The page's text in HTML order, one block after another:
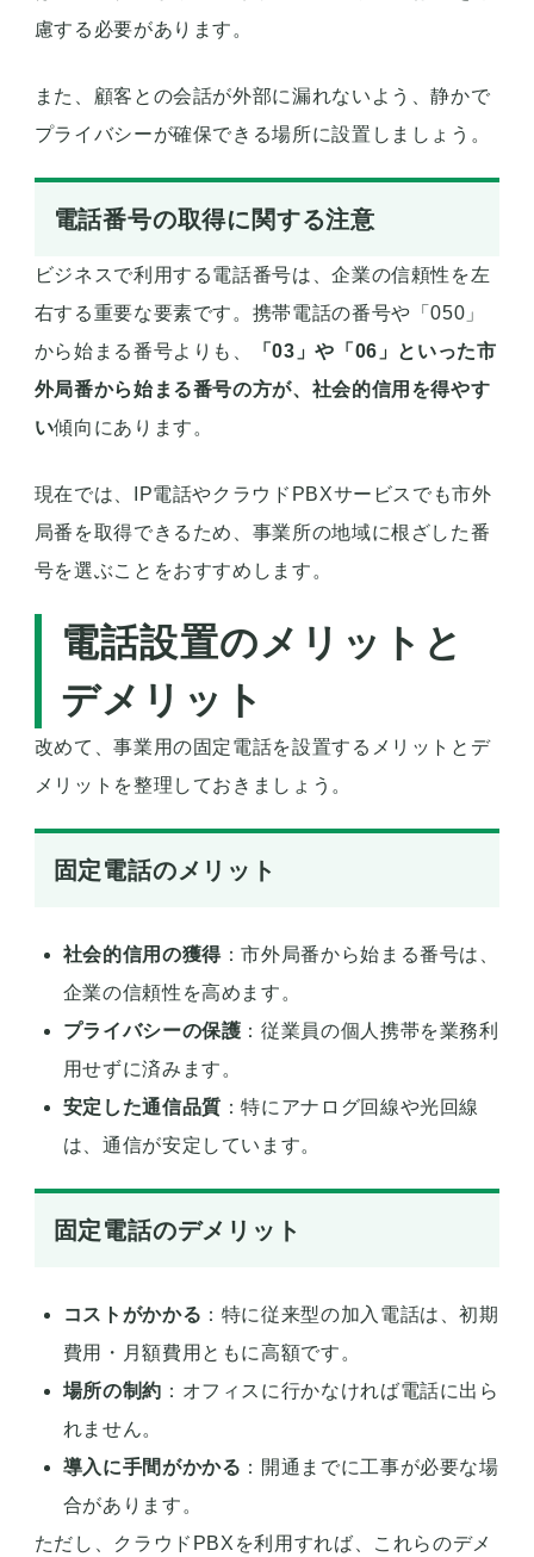
慮する必要があります。
また、顧客との会話が外部に漏れないよう、静かで
プライバシーが確保できる場所に設置しましょう。
電話番号の取得に関する注意
ビジネスで利用する電話番号は、企業の信頼性を左
右する重要な要素です。携帯電話の番号や「050」
から始まる番号よりも、
「03」や「06」といった市
外局番から始まる番号の方が、社会的信用を得やす
い傾向にあります。
現在では、IP電話やクラウドPBXサービスでも市外
局番を取得できるため、事業所の地域に根ざした番
号を選ぶことをおすすめします。
電話設置のメリットと
デメリット
改めて、事業用の固定電話を設置するメリットとデ
メリットを整理しておきましょう。
固定電話のメリット
社会的信用の獲得：市外局番から始まる番号は、
企業の信頼性を高めます。
プライバシーの保護 ：従業員の個人携帯を業務利
用せずに済みます。
安定した通信品質 ：特にアナログ回線や光回線
は、通信が安定しています。
固定電話のデメリット
コストがかかる ：特に従来型の加入電話は、初期
費用・月額費用ともに高額です。
場所の制約 ：オフィスに行かなければ電話に出ら
れません。
導入に手間がかかる ：開通までに工事が必要な場
合があります。
ただし、クラウドPBXを利用すれば、これらのデメ